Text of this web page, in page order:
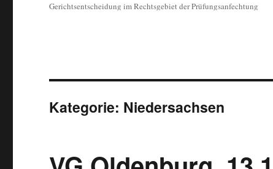
Gerichtsentscheidung im Rechtsgebiet der Prüfungsanfechtung
Kategorie: Niedersachsen